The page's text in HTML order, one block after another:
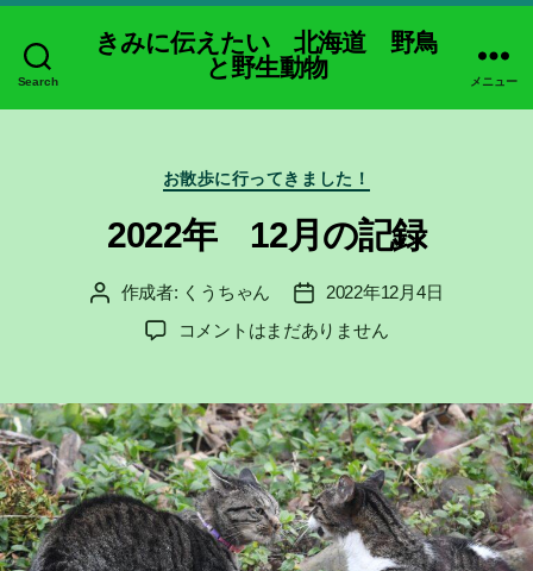
Search
きみに伝えたい 北海道 野鳥
と野生動物
メニュー
カ
テ
ゴ
リ
お散歩に行ってきました！
2022年 12月の記録
投 作成者: くうちゃん
投
稿
日
2022年12月4日
2022
月
の
記
録
へ
の
コメントはまだありません